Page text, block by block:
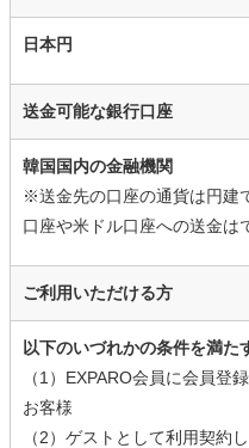
日本円
送金可能な銀行口座
韓国国内の金融機関
※送金先の口座の通貨は円建
口座や米ドル口座への送金は
ご利用いただける方
以下のいづれかの条件を満た
（1）EXPARO会員に会員登
お客様
（2）ゲストとして利用契約